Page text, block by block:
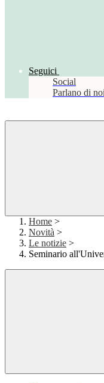
Seguici
Social
Parlano di noi
Home >
Novità >
Le notizie >
Seminario